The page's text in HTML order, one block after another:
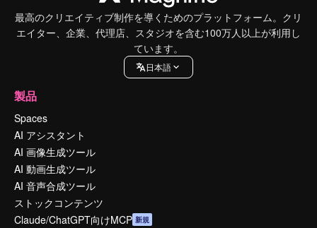
最高のクリエイティブ制作を導くためのプラットフォーム。クリ
エイター、企業、代理店、スタジオを含む100万人以上が利用し
ています。
日本語
製品
Spaces
AI アシスタント
AI 画像生成ツール
AI 動画生成ツール
AI 音声合成ツール
ストックコンテンツ
Claude/ChatGPT向けMCP 新規